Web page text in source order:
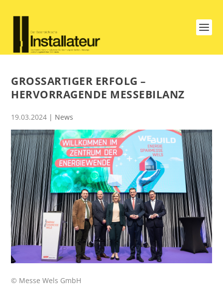
GROSSARTIGER ERFOLG – H
ERVORRAGENDE MESSEBILANZ
19.03.2024 | News
© Messe Wels GmbH